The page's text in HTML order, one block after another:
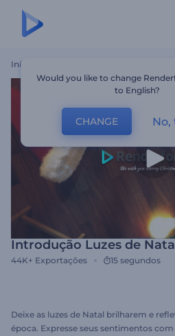
Início
Introdução Luzes de
44K+ Exportações 15 segundos
Deixe as luzes de Natal brilharem e
época. Expresse seus sentimentos
Would you like to change
to English?
CHANGE No,